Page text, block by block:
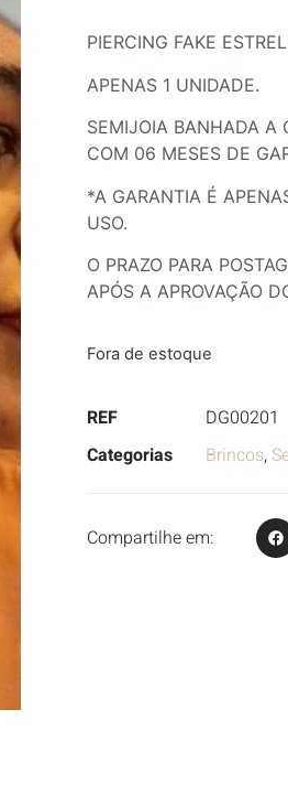
PIERCING FAKE
APENAS 1 UNIDADE.
SEMIJOIA BANHADA A
COM 06 MESES DE
*A GARANTIA É
USO.
O PRAZO PARA
APÓS A APROVAÇÃO
Fora de estoque
REF
DG00201
Categorias
Brincos,
Compartilhe em: